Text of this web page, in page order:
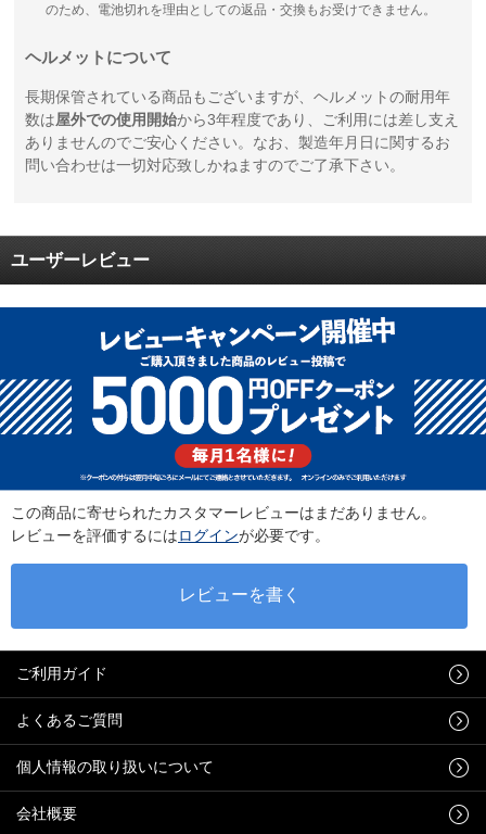
のため、電池切れを理由としての返品・交換もお受けできません。
ヘルメットについて
長期保管されている商品もございますが、ヘルメットの耐用年
数は屋外での使用開始から3年程度であり、ご利用には差し支え
ありませんのでご安心ください。なお、製造年月日に関するお
問い合わせは一切対応致しかねますのでご了承下さい。
ユーザーレビュー
この商品に寄せられたカスタマーレビューはまだありません。
レビューを評価するにはログインが必要です。
ご利用ガイド
よくあるご質問
個人情報の取り扱いについて
会社概要